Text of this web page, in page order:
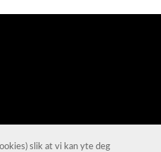
slik at vi kan yte deg